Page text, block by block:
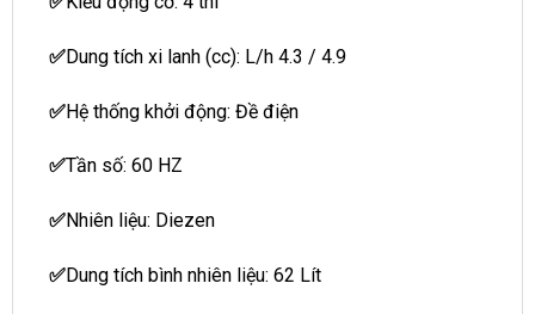
✅Dung tích xi lanh (cc): L/h 4.3 / 4.9
✅Hệ thống khởi động: Đề điện
✅Tần số: 60 HZ
✅Nhiên liệu: Diezen
✅Dung tích bình nhiên liệu: 62 Lít